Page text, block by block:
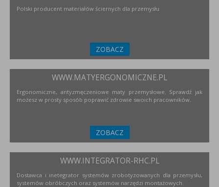
Polski producent materiałów ściernych dla przemysłu
ZOBACZ
WWW.MATYERGONOMICZNE.PL
Ergonomiczne, antyzmęczeniowe maty przemysłowe. Sprawdź jak
możesz w prosty sposób poprawić zdrowie swoich pracowników.
ZOBACZ
WWW.INTEGRATOR-RHC.PL
Dostawca i inetegrator systemów zrobotyzowanych dla przemysłu,
systemów obróbczych oraz systemów narzędzi montażowych.